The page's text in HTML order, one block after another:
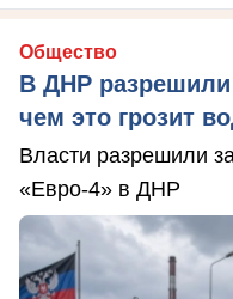
Общество
В ДНР
чем это грозит
Власти разрешили
«Евро-4» в ДНР